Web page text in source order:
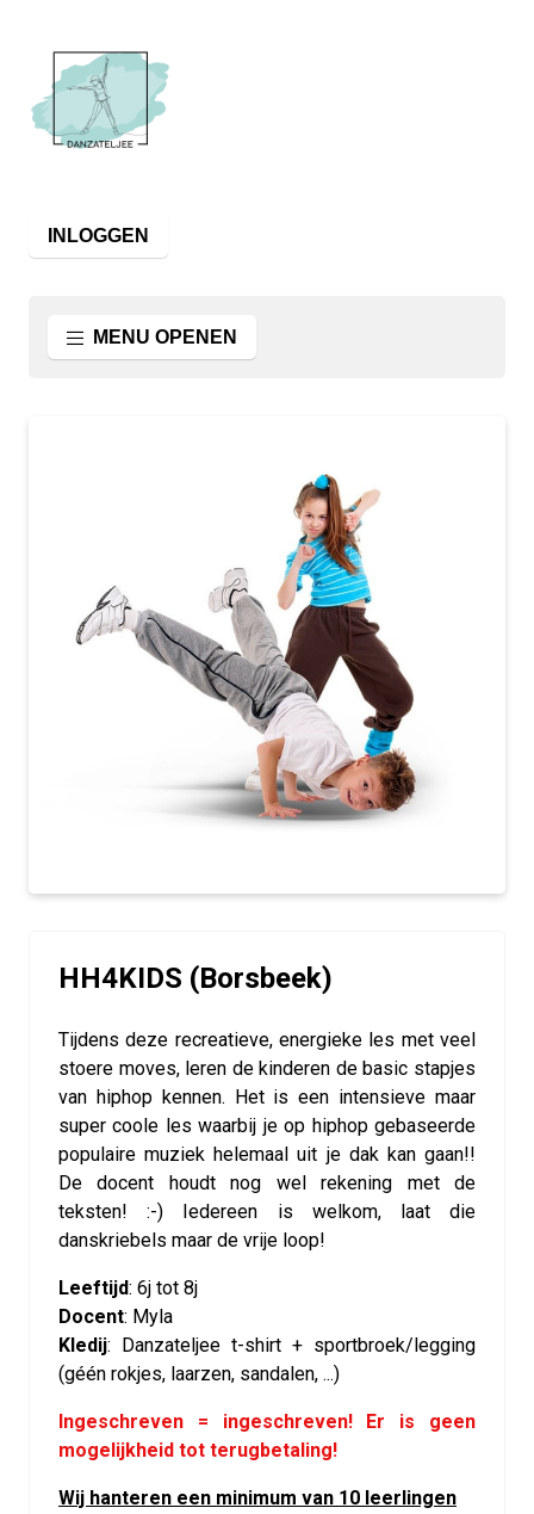
INLOGGEN
MENU OPENEN
HH4KIDS (Borsbeek)
Tijdens deze recreatieve, energieke les met veel
stoere moves, leren de kinderen de basic stapjes
van hiphop kennen. Het is een intensieve maar
super coole les waarbij je op hiphop gebaseerde
populaire muziek helemaal uit je dak kan gaan!!
De docent houdt nog wel rekening met de
teksten! :-) Iedereen is welkom, laat die
danskriebels maar de vrije loop!
Leeftijd: 6j tot 8j
Docent: Myla
Kledij: Danzateljee t-shirt + sportbroek/legging
(géén rokjes, laarzen, sandalen, ...)
Ingeschreven = ingeschreven! Er is geen
mogelijkheid tot terugbetaling!
Wij hanteren een minimum van 10 leerlingen